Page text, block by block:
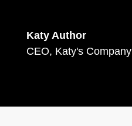
Katy Author
CEO, Katy's Company